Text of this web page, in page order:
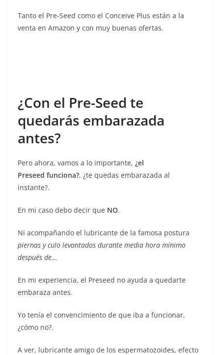
Tanto el Pre-Seed como el Conceive Plus están a la
venta en Amazon y con muy buenas ofertas.
¿Con el Pre-Seed te
quedarás embarazada
antes?
Pero ahora, vamos a lo importante, ¿el
Preseed funciona?, ¿te quedas embarazada al
instante?.
En mi caso debo decir que NO.
Ni acompañando el lubricante de la famosa postura
piernas y culo levantados durante media hora mínimo
después de…
En mi experiencia, el Preseed no ayuda a quedarte
embaraza antes.
Yo tenía el convencimiento de que iba a funcionar,
¿cómo no?.
A ver, lubricante amigo de los espermatozoides, efecto